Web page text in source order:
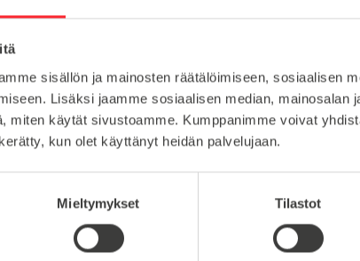
sisällön ja mainosten räätälöimiseen, sosiaalisen
Lisäksi jaamme sosiaalisen median, mainosalan
miten käytät sivustoamme. Kumppanimme voivat
kun olet käyttänyt heidän palvelujaan.
Mieltymykset Tilastot
M6